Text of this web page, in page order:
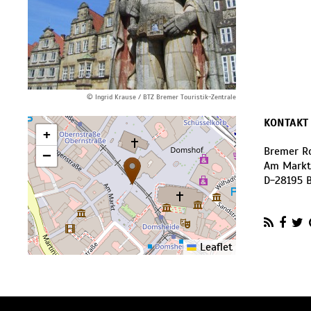
© Ingrid Krause / BTZ Bremer Touristik-Zentrale
+
−
Leaflet
KONTAKT
Bremer
Am Markt
D-28195